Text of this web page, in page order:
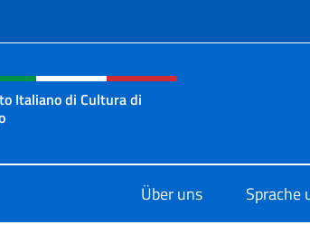
und Menü
Italiano di Cultura di
Über uns Sprache